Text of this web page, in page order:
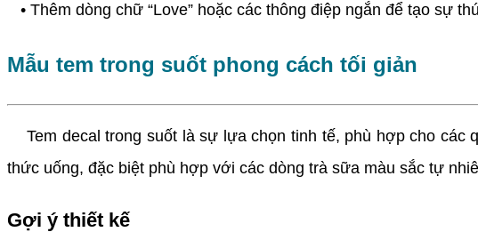
• Thêm dòng chữ “Love” hoặc các thông điệp ngắn để tạo sự
Mẫu tem trong suốt phong cách tối giản
Tem decal trong suốt là sự lựa chọn tinh tế, phù hợp cho các
thức uống, đặc biệt phù hợp với các dòng trà sữa màu sắc tự
Gợi ý thiết kế